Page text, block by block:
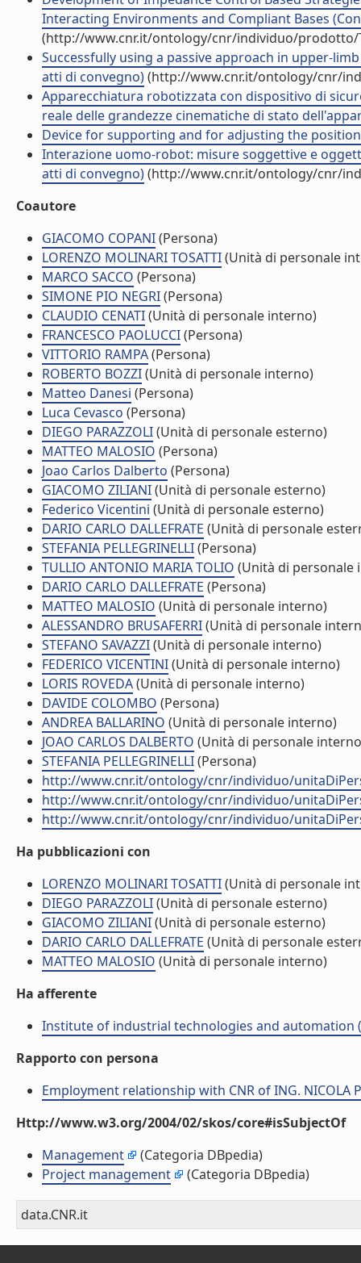
Interacting Environments and Compliant Bases
(http://www.cnr.it/ontology/cnr/individuo/prodotto/
Successfully using a passive approach in upper-
atti di convegno)(http://www.cnr.it/ontology/cnr/
Apparecchiatura robotizzata con dispositivo di
reale delle grandezze cinematiche di stato
Device for supporting and for adjusting the
Interazione uomo-robot: misure soggettive e
atti di convegno)(http://www.cnr.it/ontology/cnr/
Coautore
GIACOMO COPANI(Persona)
LORENZO MOLINARI TOSATTI(Unità di personale
MARCO SACCO (Persona)
SIMONE PIO NEGRI(Persona)
CLAUDIO CENATI(Unità di personale interno)
FRANCESCO PAOLUCCI(Persona)
VITTORIO RAMPA(Persona)
ROBERTO BOZZI(Unità di personale interno)
Matteo Danesi (Persona)
Luca Cevasco (Persona)
DIEGO PARAZZOLI(Unità di personale esterno)
MATTEO MALOSIO (Persona)
Joao Carlos Dalberto (Persona)
GIACOMO ZILIANI(Unità di personale esterno)
Federico Vicentini (Unità di personale esterno)
DARIO CARLO DALLEFRATE (Unità di personale
STEFANIA PELLEGRINELLI(Persona)
TULLIO ANTONIO MARIA TOLIO (Unità di personale
DARIO CARLO DALLEFRATE (Persona)
MATTEO MALOSIO (Unità di personale interno)
ALESSANDRO BRUSAFERRI(Unità di personale
STEFANO SAVAZZI(Unità di personale interno)
FEDERICO VICENTINI(Unità di personale interno)
LORIS ROVEDA(Unità di personale interno)
DAVIDE COLOMBO (Persona)
ANDREA BALLARINO (Unità di personale interno)
JOAO CARLOS DALBERTO (Unità di personale
STEFANIA PELLEGRINELLI(Persona)
http://www.cnr.it/ontology/cnr/individuo/
http://www.cnr.it/ontology/cnr/individuo/
http://www.cnr.it/ontology/cnr/individuo/
Ha pubblicazioni con
LORENZO MOLINARI TOSATTI(Unità di personale
DIEGO PARAZZOLI(Unità di personale esterno)
GIACOMO ZILIANI(Unità di personale esterno)
DARIO CARLO DALLEFRATE (Unità di personale
MATTEO MALOSIO (Unità di personale interno)
Ha afferente
Institute of industrial technologies and automation
Rapporto con persona
Employment relationship with CNR of ING. NICOLA
Http://www.w3.org/2004/02/skos/core#isSubjectOf
Management
(Categoria DBpedia)
Project management
(Categoria DBpedia)
data.CNR.it